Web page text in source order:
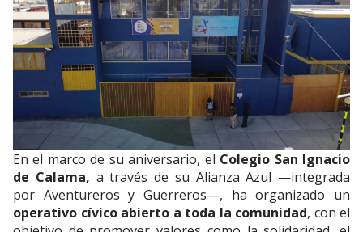
En el marco de su aniversario, el Colegio San Ignacio
de Calama, a través de su Alianza Azul —integrada
por Aventureros y Guerreros—, ha organizado un
operativo cívico abierto a toda la comunidad, con el